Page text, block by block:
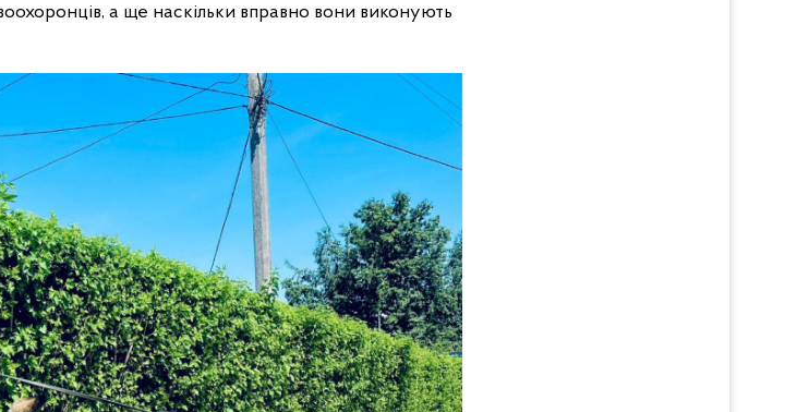
а ще наскільки вправно вони виконують